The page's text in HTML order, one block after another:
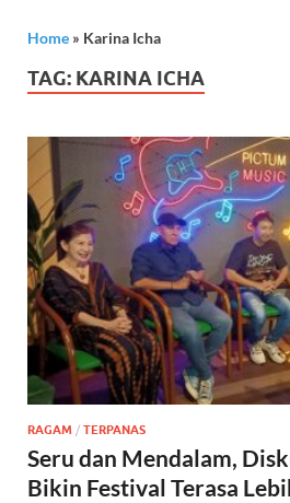
Home » Karina Icha
TAG: KARINA ICHA
RAGAM / TERPANAS
Seru dan Mendalam,
Bikin Festival Terasa